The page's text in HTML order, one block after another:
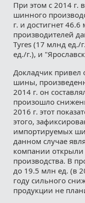
При этом с 2014 г.
шинного
г. и достигнет
производителей
Tyres (17 млнд
ед./г.), и
Докладчик привел
шины,
2014 г. он
произошло
2016 г. этот
этого,
импортируемых
данном случае
компании открыли
производства. В
до 19.5 млн ед. (в
году сильного
продукции не